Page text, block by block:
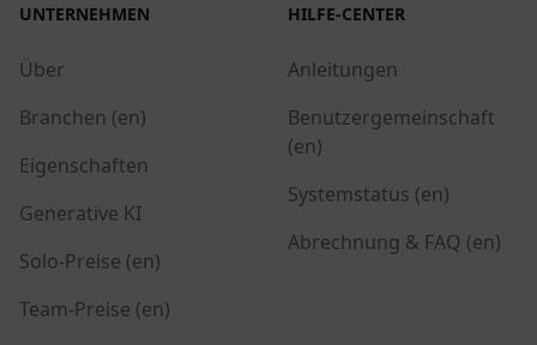
UNTERNEHMEN
Über
Branchen (en)
Eigenschaften
Generative KI
Solo-Preise (en)
Team-Preise (en)
HILFE-CENTER
Anleitungen
Benutzergemeinschaft
(en)
Systemstatus (en)
Abrechnung & FAQ (en)